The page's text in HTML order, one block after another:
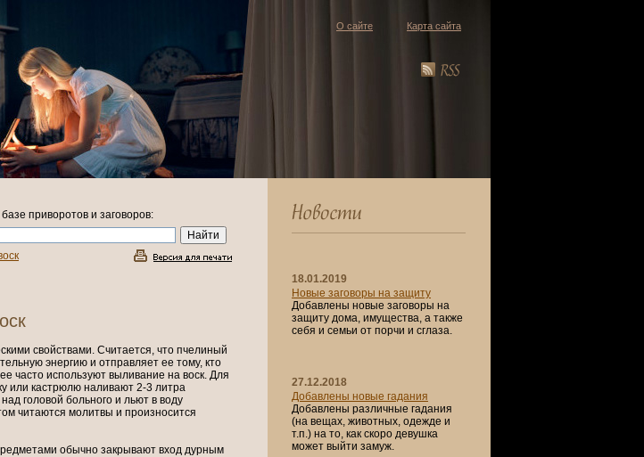
О сайте Карта сайта
приворотов и заговоров:
свойствами. Считается, что пчелиный
энергию и отправляет ее тому, кто
часто используют выливание на воск. Для
или кастрюлю наливают 2-3 литра
головой больного и льют в воду
читаются молитвы и произносится
обычно закрывают вход дурным
18.01.2019
Новые заговоры на защиту
Добавлены новые заговоры на
защиту дома, имущества, а также
себя и семьи от порчи и сглаза.
27.12.2018
Добавлены новые гадания
Добавлены различные гадания
(на вещах, животных, одежде и
т.п.) на то, как скоро девушка
может выйти замуж.